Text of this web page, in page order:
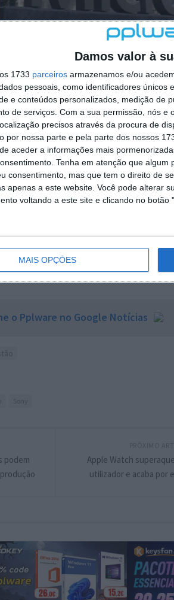
Damos valor à
1733 parceiros armazenamos e/ou
pessoais, como identificadores
e conteúdos personalizados, medição de
de serviços. Com a sua permissão, nós e
precisos através da procura de
por nossa parte e pela parte dos nossos
aceder a informações mais
Tenha em atenção que algum
consentimento, mas que tem o direito de
apenas a este website. Você pode alterar
voltando a este site e clicando no botão
MAIS OPÇÕES
Este artigo tem mais de um ano
o Pplware no Google Notícias
Apple Watch
utilizador e acaba por
podem